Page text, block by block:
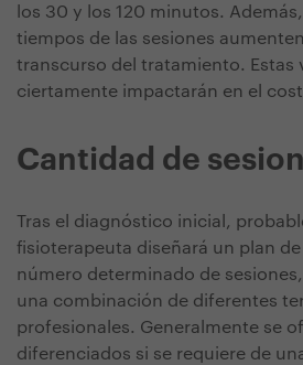
los 30 y los 120 minutos.
tiempos de las sesiones
transcurso del tratamiento. Estas
ciertamente impactarán en el
Cantidad de
Tras el diagnóstico inicial,
fisioterapeuta diseñará un plan
número determinado de
una combinación de diferentes
profesionales. Generalmente se
diferenciados si se requiere de